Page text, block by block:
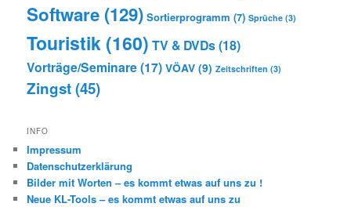
Software (129) Sortierprogramm (7) Sprüche (3)
Touristik (160) TV & DVDs(18)
Vorträge/Seminare(17) VÖAV (9) Zeitschriften (3)
Zingst(45)
INFO
Impressum
Datenschutzerklärung
Bilder mit Worten – es kommt etwas auf uns zu !
Neue KL-Tools – es kommt etwas auf uns zu